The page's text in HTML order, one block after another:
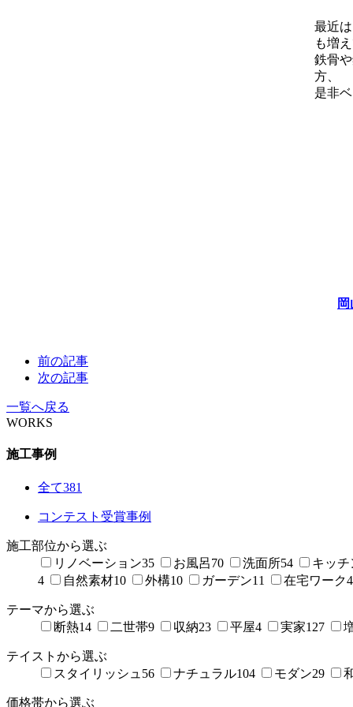
最近
も増
鉄骨
方、
是非
前の記事
次の記事
一覧へ戻る
WORKS
施工事例
全て381
コンテスト受賞事例
施工部位から選ぶ
リノベーション35 お風呂70 洗面所54
キッチ
4
自然素材10 外構10 ガーデン11 在宅ワーク4
テーマから選ぶ
断熱14 二世帯9 収納23 平屋4 実家127
テイストから選ぶ
スタイリッシュ 56 ナチュラル104 モダン29
価格帯から選ぶ